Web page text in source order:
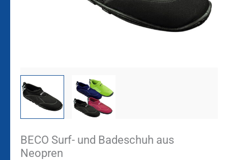
BECO Surf- und Badeschuh aus
Neopren